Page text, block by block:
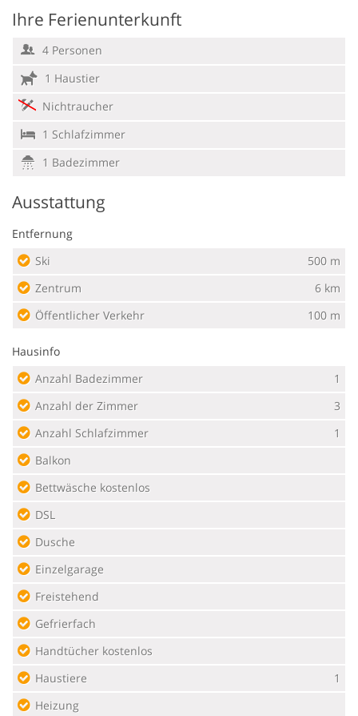
Ihre Ferienunterkunft
4 Personen
1 Haustier
Nichtraucher
1 Schlafzimmer
1 Badezimmer
Ausstattung
Entfernung
Ski
500 m
Zentrum
6 km
Öffentlicher Verkehr
100 m
Hausinfo
Anzahl Badezimmer
1
Anzahl der Zimmer
3
Anzahl Schlafzimmer
1
Balkon
Bettwäsche kostenlos
DSL
Dusche
Einzelgarage
Freistehend
Gefrierfach
Handtücher kostenlos
Haustiere
1
Heizung